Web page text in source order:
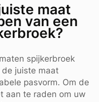
maat
van een
spijkerbroek
de juiste maat
pasvorm. Om de
aan te raden om uw